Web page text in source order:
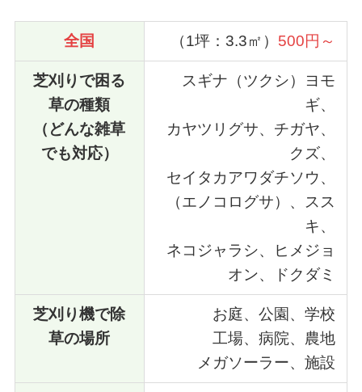
全国 （1坪：3.3㎡） 500円～
芝刈りで困る
草の種類
（どんな雑草
でも対応）
スギナ（ツクシ）ヨモ
ギ、
カヤツリグサ、チガヤ、
クズ、
セイタカアワダチソウ、
（エノコログサ）、スス
キ、
ネコジャラシ、ヒメジョ
オン、ドクダミ
芝刈り機で除
草の場所
お庭、公園、学校
工場、病院、農地
メガソーラー、施設